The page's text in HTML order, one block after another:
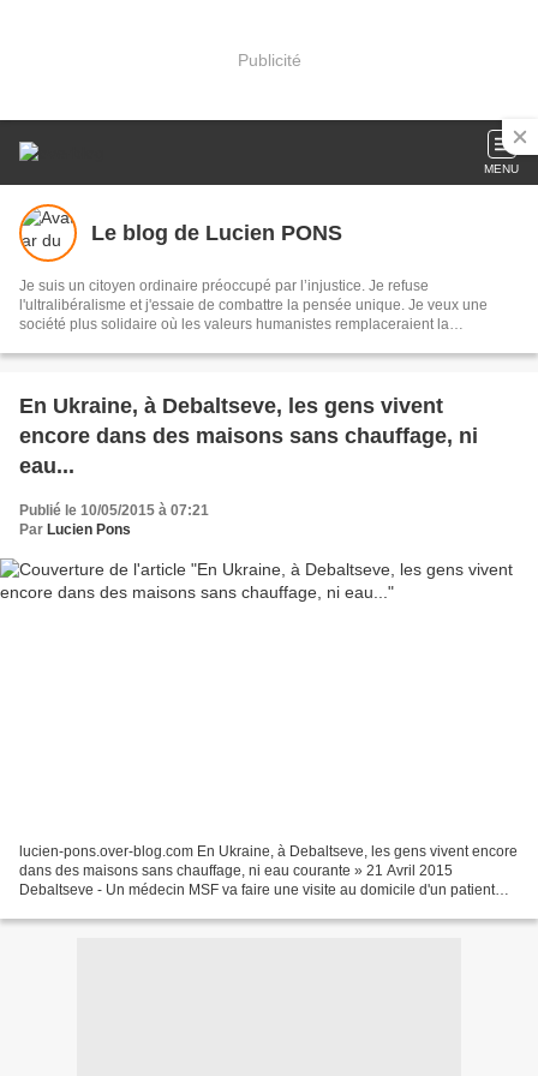
Publicité
MENU
Le blog de Lucien PONS
Je suis un citoyen ordinaire préoccupé par l’injustice. Je refuse
l'ultralibéralisme et j'essaie de combattre la pensée unique. Je veux une
société plus solidaire où les valeurs humanistes remplaceraient la
choqué de voir s’installer l’école néolibérale en lieu et place de l’école
de le défendre
En Ukraine, à Debaltseve, les gens vivent
encore dans des maisons sans chauffage, ni
eau...
Publié le 10/05/2015 à 07:21
Par Lucien Pons
lucien-pons.over-blog.com En Ukraine, à Debaltseve, les gens vivent encore
dans des maisons sans chauffage, ni eau courante » 21 Avril 2015
Debaltseve - Un médecin MSF va faire une visite au domicile d'un patient